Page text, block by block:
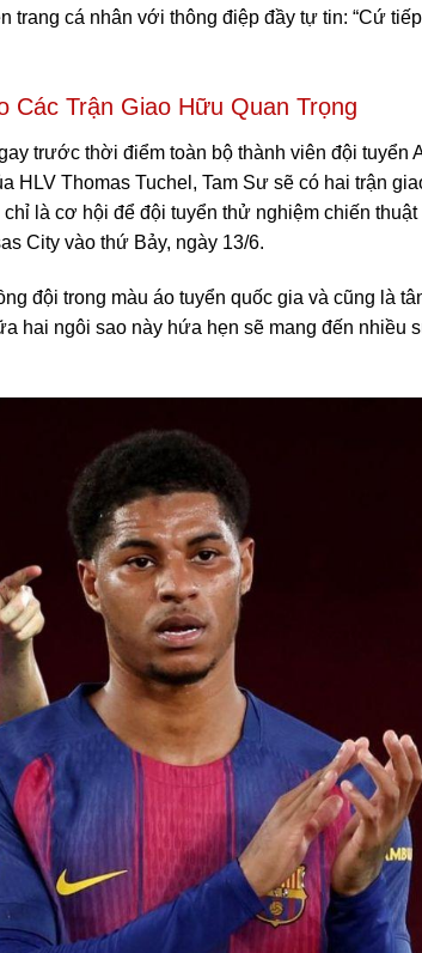
cá nhân với thông điệp đầy tự tin: “Cứ
Các Trận Giao Hữu Quan Trọng
trước thời điểm toàn bộ thành viên đội tuyển
HLV Thomas Tuchel, Tam Sư sẽ có hai trận
là cơ hội để đội tuyển thử nghiệm chiến
City vào thứ Bảy, ngày 13/6.
đội trong màu áo tuyển quốc gia và cũng là
hai ngôi sao này hứa hẹn sẽ mang đến nhiều